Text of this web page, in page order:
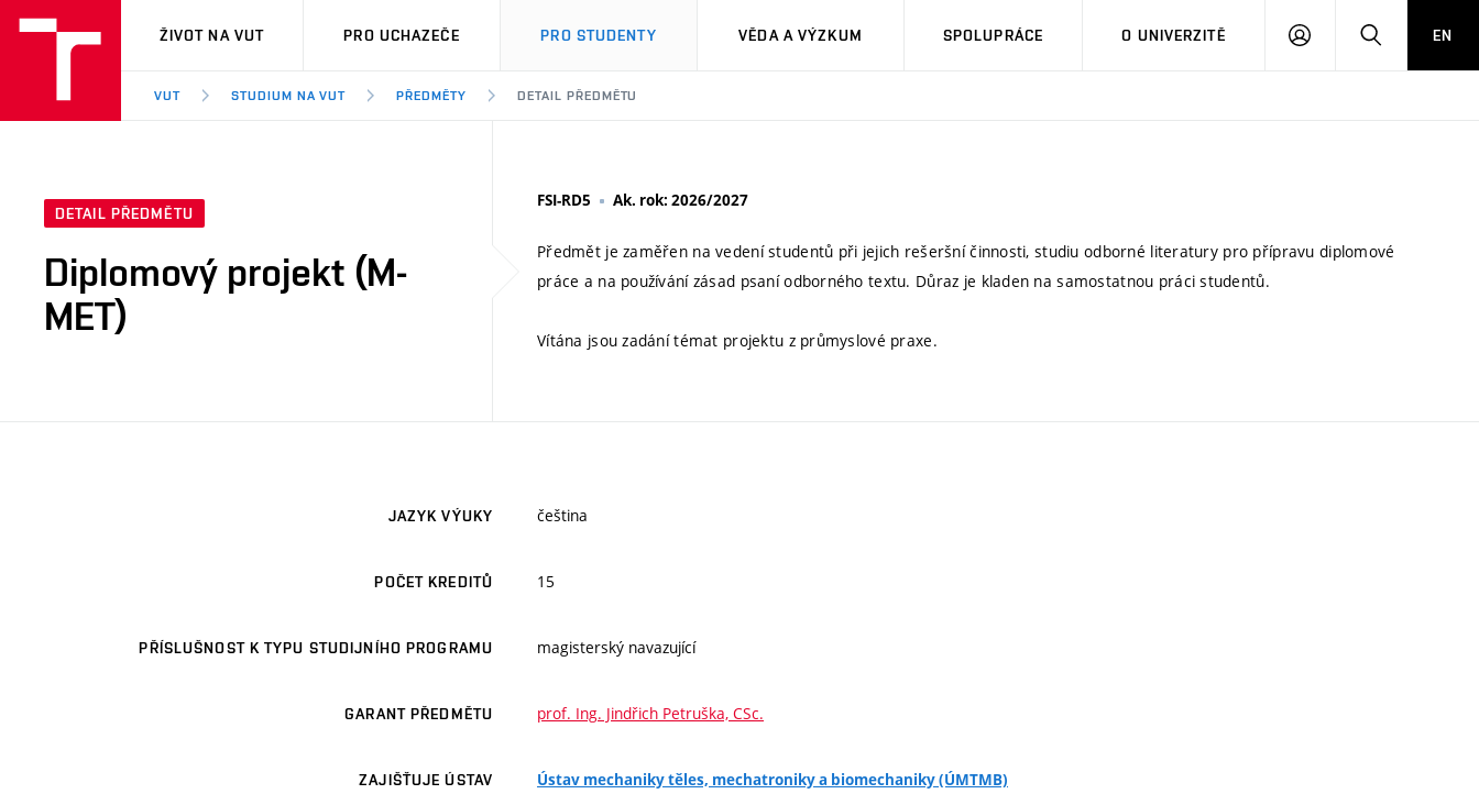
VUT
ŽIVOT NA VUT PRO UCHAZEČE PRO STUDENTY VĚDA A VÝZKUM SPOLUPRÁCE O UNIVERZITĚ
PŘIHLÁSIT HLEDATEN
VUT STUDIUM NA VUT PŘEDMĚTY DETAIL PŘEDMĚTU
DETAIL PŘEDMĚTU
Diplomový projekt (M-
MET)
FSI-RD5 Ak. rok: 2026/2027
Předmět je zaměřen na vedení studentů při jejich rešeršní činnosti, studiu odborné literatury pro přípravu diplomové
práce a na používání zásad psaní odborného textu. Důraz je kladen na samostatnou práci studentů.
Vítána jsou zadání témat projektu z průmyslové praxe.
JAZYK VÝUKY čeština
POČET KREDITŮ 15
PŘÍSLUŠNOST K TYPU STUDIJNÍHO PROGRAMU magisterský navazující
GARANT PŘEDMĚTU prof. Ing. Jindřich Petruška, CSc.
ZAJIŠŤUJE ÚSTAV Ústav mechaniky těles, mechatroniky a biomechaniky (ÚMTMB)